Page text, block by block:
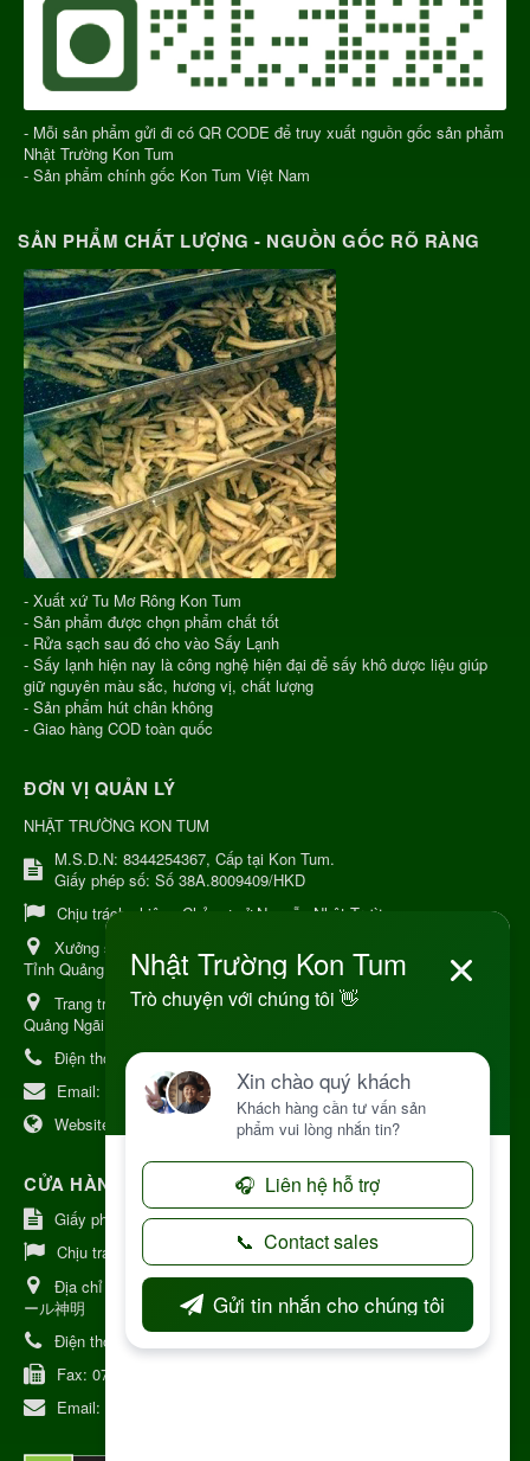
- Mỗi sản phẩm gửi đi có QR CODE để truy xuất nguồn gốc sản phẩm
Nhật Trường Kon Tum
- Sản phẩm chính gốc Kon Tum Việt Nam
SẢN PHẨM CHẤT LƯỢNG - NGUỒN GỐC RÕ RÀNG
- Xuất xứ Tu Mơ Rông Kon Tum
- Sản phẩm được chọn phẩm chất tốt
- Rửa sạch sau đó cho vào Sấy Lạnh
- Sấy lạnh hiện nay là công nghệ hiện đại để sấy khô dược liệu giúp
giữ nguyên màu sắc, hương vị, chất lượng
- Sản phẩm hút chân không
- Giao hàng COD toàn quốc
ĐƠN VỊ QUẢN LÝ
NHẬT TRƯỜNG KON TUM
M.S.D.N: 8344254367, Cấp tại Kon Tum.
Giấy phép số: Số 38A.8009409/HKD
Chịu trách nhiệm: Chủ cơ sở Nguyễn Nhật Trường
Xưởng sản xuất:
Tỉnh Quảng Ngải
Trang trại Dược Liệu Hữu Cơ:Khu 37 Hộ Xã Măng Đen Tỉnh
Quảng Ngãi
Điện thoại:+84 906968923
Email:
kinhdoanh@nhattruongkontum.com
Website:
https://www.nhattruongkontum.com
CỬA HÀNG GIỚI THIỆU TẠI NHẬT BẢN
Giấy phép số: 080-9475-1379
Chịu trách nhiệm:
MR THƯƠNG
Địa chỉ Nhật Bản:
日本 愛知県刈谷市神明町6丁目308番地 ファミ
ール神明
Điện thoại:080-9475-1379
Fax: 070-9178-7979
Email: